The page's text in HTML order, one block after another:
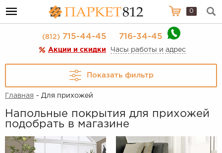
0
(812)715-44-45 716-34-45
Акции и скидки Часы работы и адрес
Показать фильтр
Главная - Для прихожей
Напольные покрытия для прихожей
подобрать в магазине